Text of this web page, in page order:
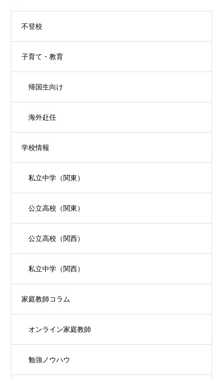
不登校
子育て・教育
帰国生向け
海外赴任
学校情報
私立中学（関東）
公立高校（関東）
公立高校（関西）
私立中学（関西）
家庭教師コラム
オンライン家庭教師
勉強ノウハウ